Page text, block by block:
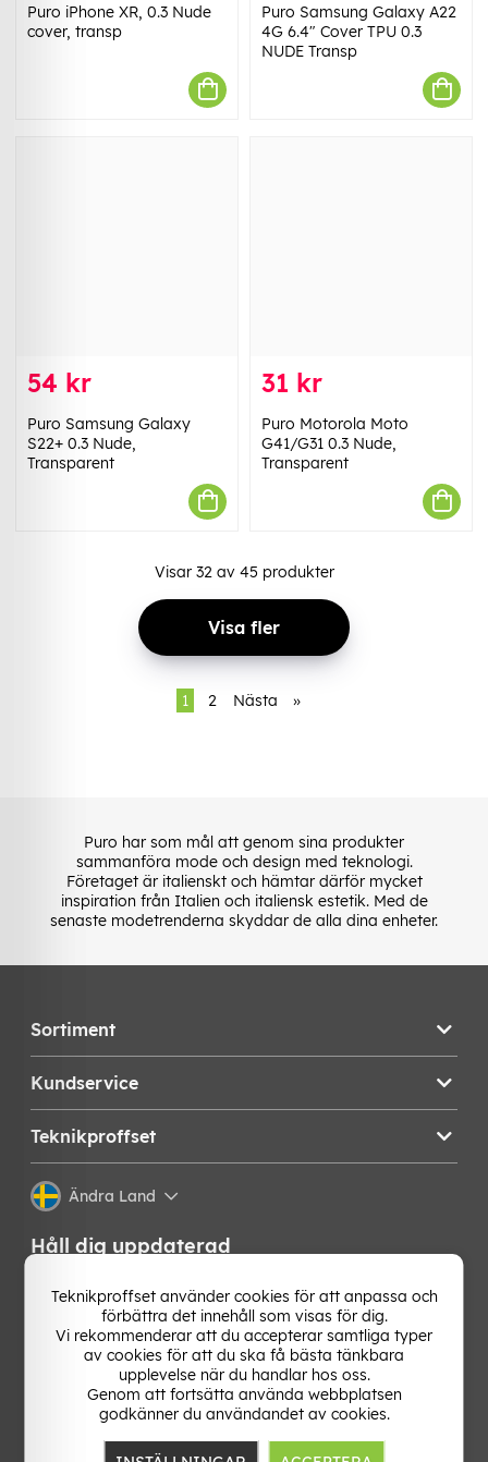
Puro iPhone XR, 0.3 Nude
cover, transp
Puro Samsung Galaxy A22
4G 6.4" Cover TPU 0.3
NUDE Transp
54 kr
Puro Samsung Galaxy
S22+ 0.3 Nude,
Transparent
31 kr
Puro Motorola Moto
G41/G31 0.3 Nude,
Transparent
Visar 32av 45 produkter
Visa fler
1 2 Nästa »
Puro har som mål att genom sina produkter
sammanföra mode och design med teknologi.
Företaget är italienskt och hämtar därför mycket
inspiration från Italien och italiensk estetik. Med de
senaste modetrenderna skyddar de alla dina enheter.
Sortiment
Kundservice
Teknikproffset
Ändra Land
Håll dig uppdaterad
Få de senaste nyheterna, hetaste erbjudandena och
bästa tipsen från oss direkt i din mejlkorg. Signa upp på
vårt nyhetsbrev!
Teknikproffset använder cookies för att anpassa och
förbättra det innehåll som visas för dig.
Vi rekommenderar att du accepterar samtliga typer
av cookies för att du ska få bästa tänkbara
upplevelse när du handlar hos oss.
Genom att fortsätta använda webbplatsen
godkänner du användandet av cookies.